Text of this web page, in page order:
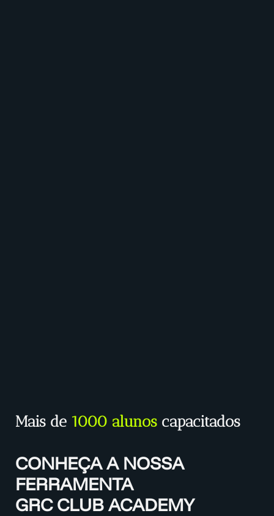
Mais de 1000 alunos capacitados
CONHEÇA A NOSSA
FERRAMENTA
GRC CLUB ACADEMY